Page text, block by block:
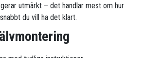
utmärkt – det handlar mest om hur
du vill ha det klart.